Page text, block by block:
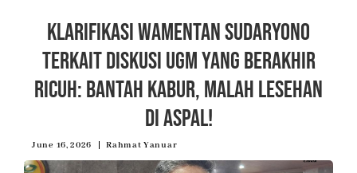
Klarifikasi Wamentan Sudaryono
Terkait Diskusi UGM yang Berakhir
Ricuh: Bantah Kabur, Malah Lesehan
di Aspal!
June 16, 2026 Rahmat Yanuar